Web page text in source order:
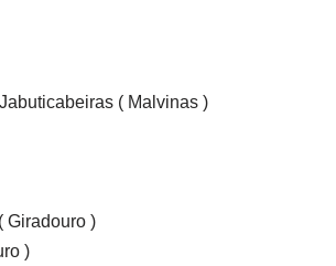
( Malvinas )
Giradouro )
)